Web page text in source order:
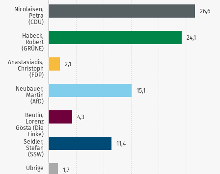
Nicolaisen,
Petra
(CDU)
Habeck,
Robert
(GRÜNE)
Anastasiadis,
Christoph
(FDP)
Neubauer,
Martin
(AfD)
Beutin,
Lorenz
Gösta (Die
Linke)
Seidler,
Stefan
(SSW)
Übrige
26,6
24,1
2,1
15,1
4,3
11,4
1,7